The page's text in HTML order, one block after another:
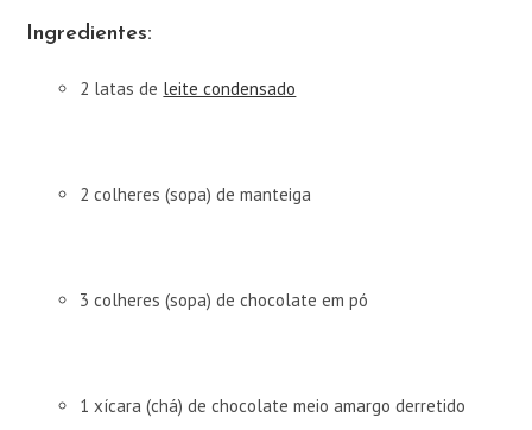
Ingredientes:
2 latas de leite condensado
2 colheres (sopa) de manteiga
3 colheres (sopa) de chocolate em pó
1 xícara (chá) de chocolate meio amargo derretido